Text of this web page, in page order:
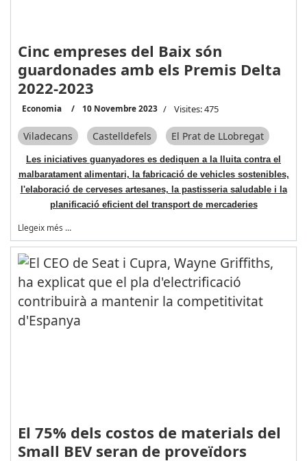
Cinc empreses del Baix són
guardonades amb els Premis Delta
2022-2023
Economia 10 Novembre 2023 Visites: 475
Viladecans Castelldefels El Prat de LLobregat
Les iniciatives guanyadores es dediquen a la lluita contra el
malbaratament alimentari, la fabricació de vehicles sostenibles,
l'elaboració de cerveses artesanes, la pastisseria saludable i la
planificació eficient del transport de mercaderies
Llegeix més …
El 75% dels costos de materials del
Small BEV seran de proveïdors